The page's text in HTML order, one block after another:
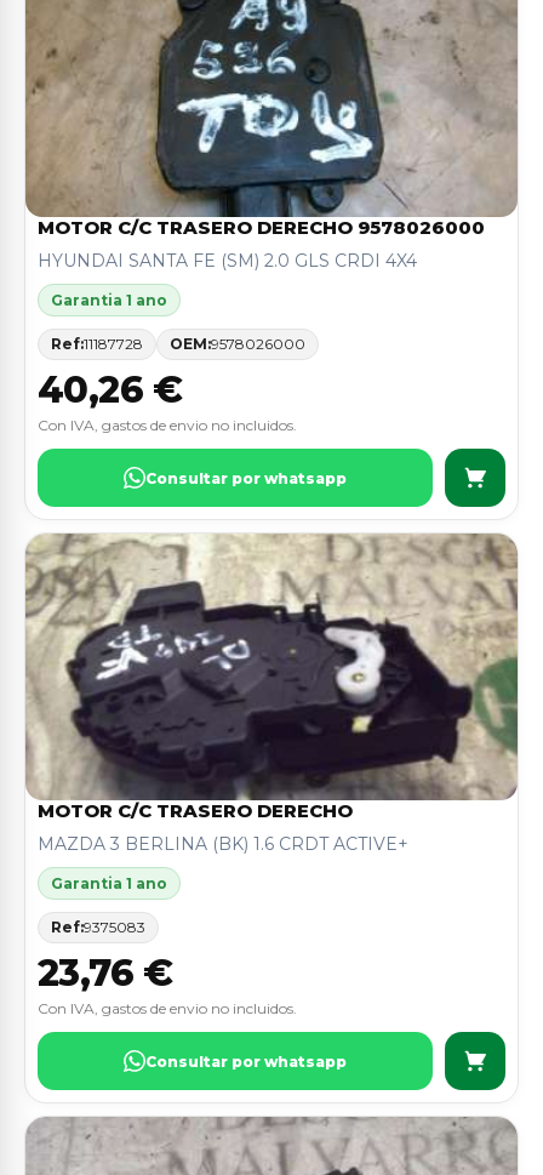
MOTOR C/C TRASERO DERECHO 9578026000
HYUNDAI SANTA FE (SM) 2.0 GLS CRDI 4X4
Garantia 1 ano
Ref:11187728 OEM:9578026000
40,26 €
Con IVA, gastos de envio no incluidos.
Consultar por whatsapp
MOTOR C/C TRASERO DERECHO
MAZDA 3 BERLINA (BK) 1.6 CRDT ACTIVE+
Garantia 1 ano
Ref:9375083
23,76 €
Con IVA, gastos de envio no incluidos.
Consultar por whatsapp